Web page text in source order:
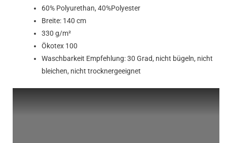
60% Polyurethan, 40%Polyester
Breite: 140 cm
330 g/m²
Ökotex 100
Waschbarkeit Empfehlung: 30 Grad, nicht bügeln, nicht
bleichen, nicht trocknergeeignet